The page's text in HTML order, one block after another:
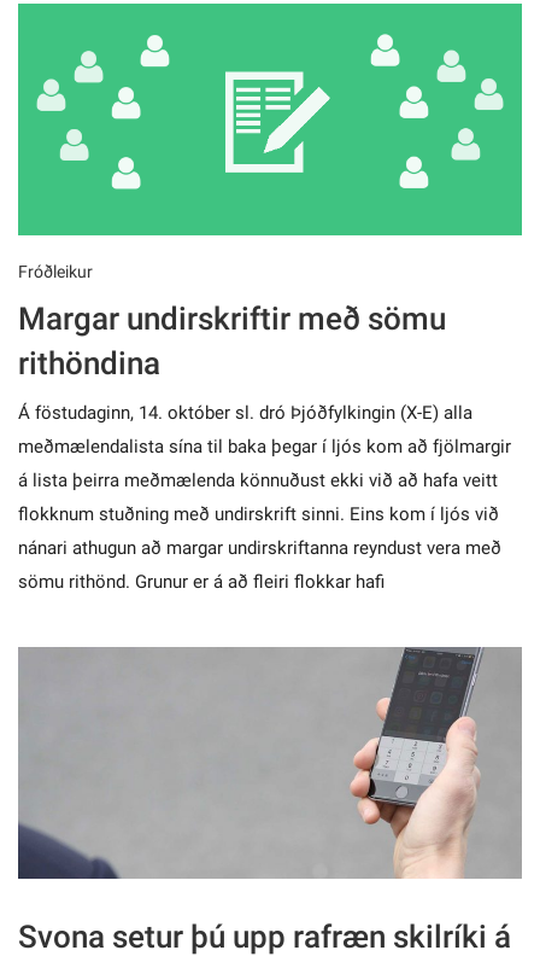
Fróðleikur
Margar undirskriftir með sömu
rithöndina
Á föstudaginn, 14. október sl. dró Þjóðfylkingin (X-E) alla
meðmælendalista sína til baka þegar í ljós kom að fjölmargir
á lista þeirra meðmælenda könnuðust ekki við að hafa veitt
flokknum stuðning með undirskrift sinni. Eins kom í ljós við
nánari athugun að margar undirskriftanna reyndust vera með
sömu rithönd. Grunur er á að fleiri flokkar hafi
Svona setur þú upp rafræn skilríki á